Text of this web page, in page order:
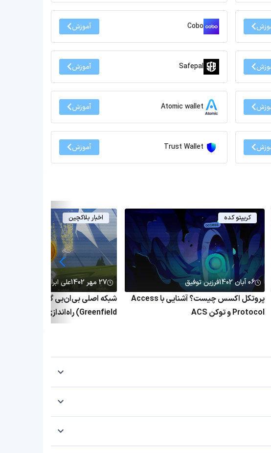
Cobo آموزش
Safepal آموزش
Atomic wallet آموزش
Trust Wallet آموزش
کریپتو کده
06 آبان 1402 فرزین توفیق
پروتکل اکسس چیست؟ آشنایی با Access
Protocol و توکن ACS
اخبار بلاکچین
27 مهر 1402 علی ابراهیمی
Greenfield) راه‌اندازی شد